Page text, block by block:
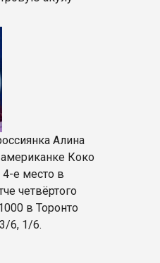
Алина
американке Коко
е место в
четвёртого
в Торонто
6, 1/6.